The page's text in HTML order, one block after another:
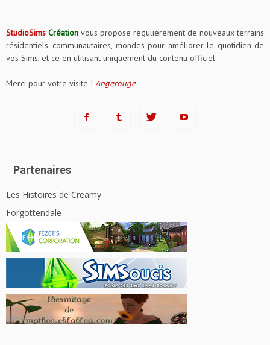
StudioSims Création vous propose régulièrement de nouveaux terrains
résidentiels, communautaires, mondes pour améliorer le quotidien de
vos Sims, et ce en utilisant uniquement du contenu officiel.
Merci pour votre visite ! Angerouge
Partenaires
Les Histoires de Creamy
Forgottendale